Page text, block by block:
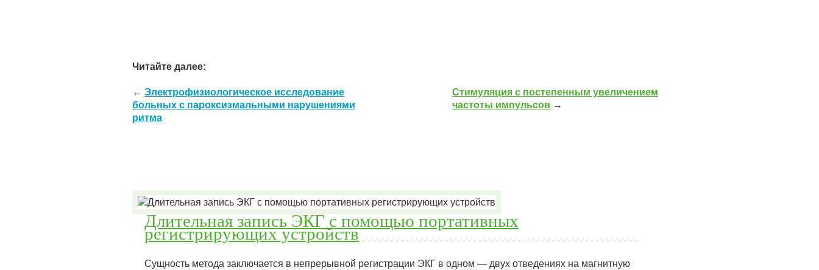
Читайте далее:
← Электрофизиологическое исследование
больных с пароксизмальными нарушениями
ритма
Стимуляция с постепенным увеличением
частоты импульсов →
Длительная запись ЭКГ с помощью портативных
регистрирующих устройств
Сущность метода заключается в непрерывной регистрации ЭКГ в одном — двух отведениях на магнитную